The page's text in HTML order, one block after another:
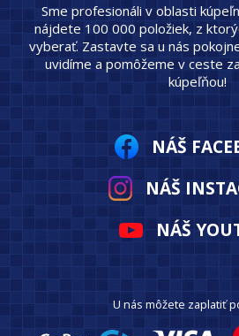
Sme profesionáli v oblasti
nájdete 100 000 položiek, z
vyberať. Zastavte sa u nás
uvidíme a pomôžeme v ceste
kúpeľňou!
NÁŠ
NÁŠ
NÁŠ
U nás môžete zaplatiť